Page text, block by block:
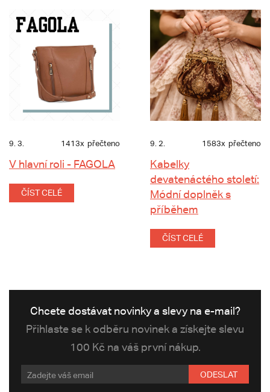
9. 3. 1413x přečteno
V hlavní roli - FAGOLA
ČÍST CELÉ
9. 2. 1583x přečteno
Kabelky
devatenáctého století:
Módní doplněk s
příběhem
ČÍST CELÉ
Chcete dostávat novinky a slevy na e-mail?
Přihlaste se k odběru novinek a získejte slevu
100 Kč na váš první nákup.
ODESLAT